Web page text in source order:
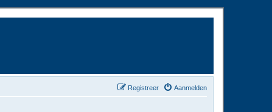
Aanmelden
Registreer